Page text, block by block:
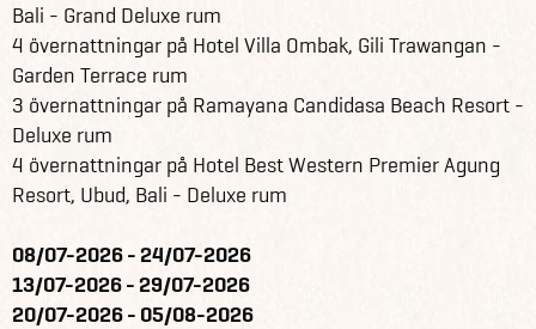
Bali - Grand Deluxe rum
4 övernattningar på Hotel Villa Ombak, Gili Trawangan -
Garden Terrace rum
3 övernattningar på Ramayana Candidasa Beach Resort -
Deluxe rum
4 övernattningar på Hotel Best Western Premier Agung
Resort, Ubud, Bali - Deluxe rum
08/07-2026 - 24/07-2026
13/07-2026 - 29/07-2026
20/07-2026 - 05/08-2026